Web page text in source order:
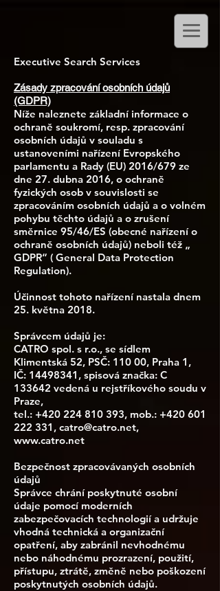
Executive Search Services
Zásady zpracování osobních údajů
(GDPR)
Níže naleznete základní informace o
ochraně soukromí, resp. zpracování
osobních údajů v souladu s
ustanoveními nařízení Evropského
parlamentu a Rady (EU) 2016/679 ze
dne 27. dubna 2016, o ochraně
fyzických osob v souvislosti se
zpracováním osobních údajů a o volném
pohybu těchto údajů a o zrušení
směrnice 95/46/ES (obecné nařízení o
ochraně osobních údajů) neboli též „
GDPR“ ( General Data Protection
Regulation).
Účinnost tohoto nařízení nastala dnem
25. května 2018.
Správcem údajů je:
CATRO spol. s r.o., se sídlem
Klimentská 52, PSČ: 110 00, Praha 1,
IČ: 14498341, spisová značka: C
133642 vedená u rejstříkového soudu v
Praze,
tel.: +420 224 810 393, mob.: +420 601
222 331 , catro@catro.net,
www.catro.net
Bezpečnost zpracovávaných osobních
údajů
Správce chrání poskytnuté osobní
údaje pomocí moderních
zabezpečovacích technologií a udržuje
vhodná technická a organizační
opatření, aby zabránil nevhodnému
nebo náhodnému prozrazení, použití,
přístupu, ztrátě, změně nebo poškození
poskytnutých osobních údajů.